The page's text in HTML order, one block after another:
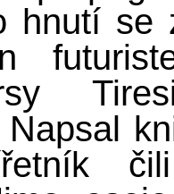
hnutí se
Napsal